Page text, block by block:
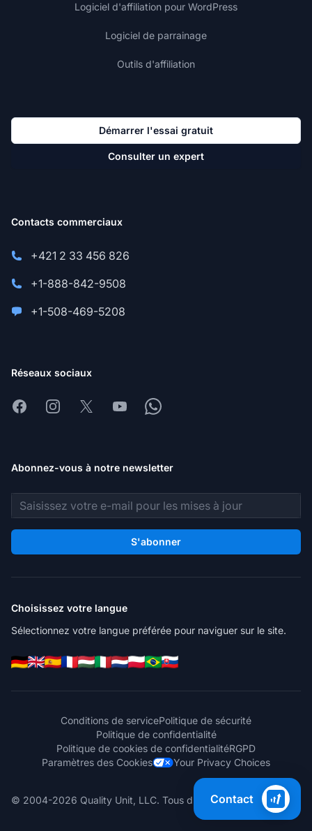
Logiciel d'affiliation pour WordPress
Logiciel de parrainage
Outils d'affiliation
Démarrer l'essai gratuit
Consulter un expert
Contacts commerciaux
+421 2 33 456 826
+1-888-842-9508
+1-508-469-5208
Réseaux sociaux
FacebookInstagram
X YoutubeWhatsapp
Abonnez-vous à notre newsletter
Adresse e-mail
S'abonner
Choisissez votre langue
Sélectionnez votre langue préférée pour naviguer sur le site.
Conditions de servicePolitique de sécurité
Politique de confidentialité
Politique de cookies de confidentialitéRGPD
Paramètres des Cookies
Your Privacy Choices
© 2004-2026 Quality Unit, LLC. Tous droits réservés.
Contact